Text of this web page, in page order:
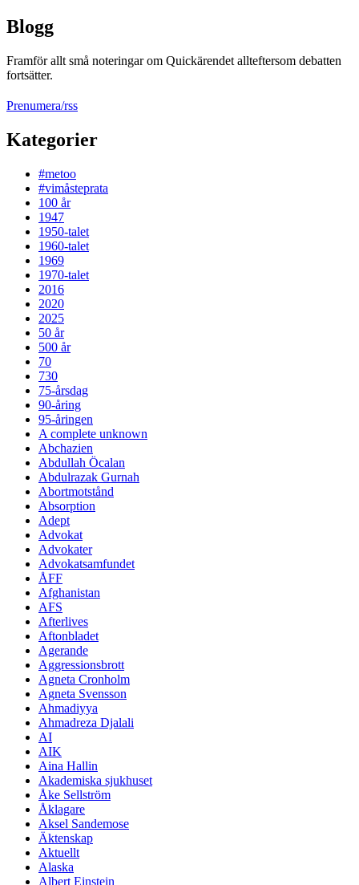
Blogg
Framför allt små noteringar om Quickärendet allteftersom debatten
fortsätter.
Prenumera/rss
Kategorier
#metoo
#vimåsteprata
100 år
1947
1950-talet
1960-talet
1969
1970-talet
2016
2020
2025
50 år
500 år
70
730
75-årsdag
90-åring
95-åringen
A complete unknown
Abchazien
Abdullah Öcalan
Abdulrazak Gurnah
Abortmotstånd
Absorption
Adept
Advokat
Advokater
Advokatsamfundet
ÅFF
Afghanistan
AFS
Afterlives
Aftonbladet
Agerande
Aggressionsbrott
Agneta Cronholm
Agneta Svensson
Ahmadiyya
Ahmadreza Djalali
AI
AIK
Aina Hallin
Akademiska sjukhuset
Åke Sellström
Åklagare
Aksel Sandemose
Äktenskap
Aktuellt
Alaska
Albert Einstein